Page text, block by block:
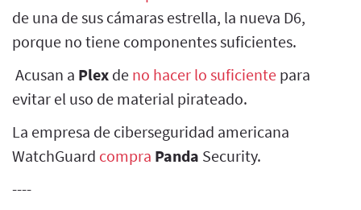
de una de sus cámaras estrella, la nueva D6,
porque no tiene componentes suficientes.
Acusan a Plex de no hacer lo suficiente para
evitar el uso de material pirateado.
La empresa de ciberseguridad americana
WatchGuard compra Panda Security.
----